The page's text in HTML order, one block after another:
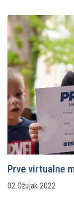
Prve virtualne
02 Ožujak 2022